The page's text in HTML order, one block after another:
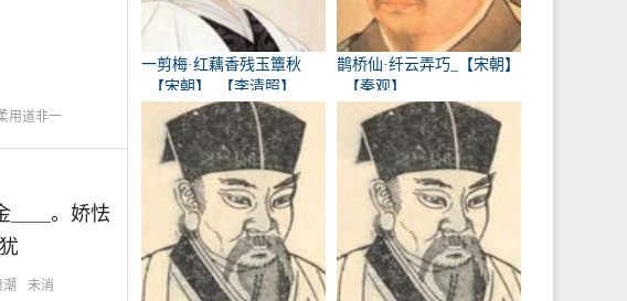
用道非一
＿＿。娇怯
潮 未消
一剪梅·红藕香残玉簟秋
_【宋朝】_【李清照】
鹊桥仙·纤云弄巧_【宋朝】
_【秦观】